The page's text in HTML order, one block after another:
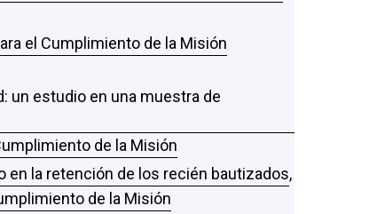
el Cumplimiento de la Misión
un estudio en una muestra de
de la Misión
en la retención de los recién bautizados,
de la Misión